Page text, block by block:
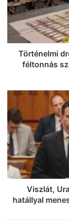
Történelmi
féltonnás
Viszlát,
hatállyal